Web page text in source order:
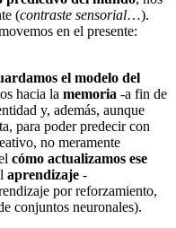
(contraste sensorial…).
en el presente:
el modelo del
hacia la memoria -a fin de
y, además, aunque
para poder predecir con
no meramente
cómo actualizamos ese
aprendizaje -
por reforzamiento,
conjuntos neuronales).